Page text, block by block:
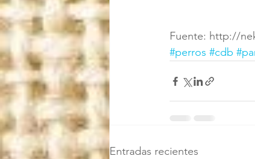
Fuente: http://
#perros #cdb
Entradas recientes